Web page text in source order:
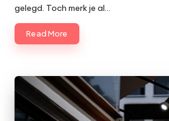
gelegd. Toch merk je al…
Read More